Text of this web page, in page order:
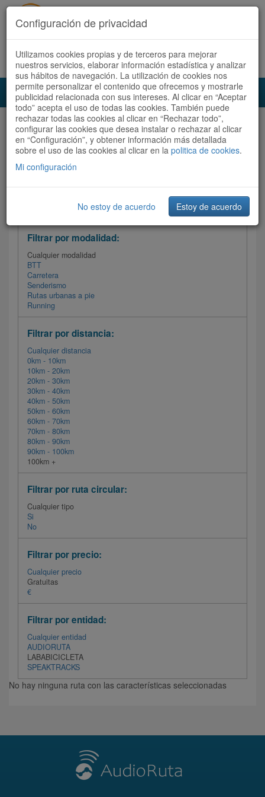
Acceder Registrate ahora Español | Català
Audioruta Todas las rutas
Todas las rutas
Ordenar por: Más recientes /
Filtrar las rutas
Filtrar por modalidad:
Cualquier modalidad
BTT
Carretera
Senderismo
Rutas urbanas a pie
Running
Filtrar por distancia:
Cualquier distancia
0km - 10km
10km - 20km
20km - 30km
30km - 40km
40km - 50km
50km - 60km
60km - 70km
70km - 80km
80km - 90km
90km - 100km
100km +
Filtrar por ruta circular:
Cualquier tipo
Si
No
Filtrar por precio:
Cualquier precio
Gratuitas
€
Filtrar por entidad:
Cualquier entidad
AUDIORUTA
LABABICICLETA
SPEAKTRACKS
No hay ninguna ruta con las características seleccionadas
Configuración de privacidad
Utilizamos cookies propias y de terceros para mejorar
nuestros servicios, elaborar información estadística y analizar
sus hábitos de navegación. La utilización de cookies nos
permite personalizar el contenido que ofrecemos y mostrarle
publicidad relacionada con sus intereses. Al clicar en “Aceptar
todo” acepta el uso de todas las cookies. También puede
rechazar todas las cookies al clicar en “Rechazar todo”,
configurar las cookies que desea instalar o rechazar al clicar
en “Configuración”, y obtener información más detallada
sobre el uso de las cookies al clicar en la politica de cookies.
Mi configuración
No estoy de acuerdo Estoy de acuerdo